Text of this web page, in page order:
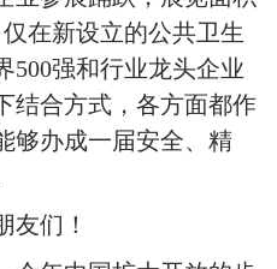
在新设立的公共卫生
500强和行业龙头企业
结合方式，各方面都作
够办成一届安全、精
友们！